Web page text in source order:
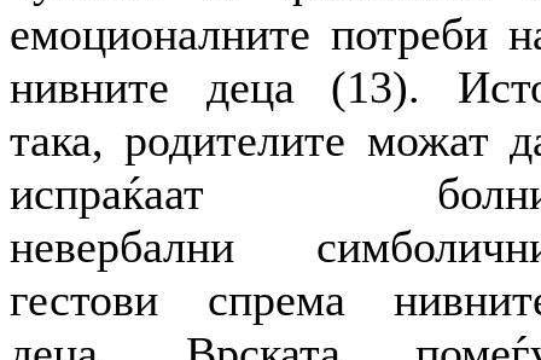
емоционалните потреби
нивните деца (13).
така, родителите можат
испраќаат
невербални
гестови спрема